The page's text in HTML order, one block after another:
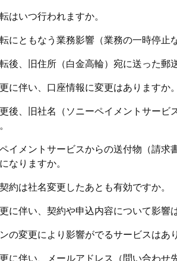
はいつ行われますか。
にともなう業務影響（業務の一時停止
後、旧住所（白金高輪）宛に送った郵
に伴い、口座情報に変更はありますか。
後、旧社名（ソニーペイメントサービ
イメントサービスからの送付物（請求
なりますか。
約は社名変更したあとも有効ですか。
に伴い、契約や申込内容について影響
の変更により影響がでるサービスはあ
に伴い、メールアドレス（問い合わせ